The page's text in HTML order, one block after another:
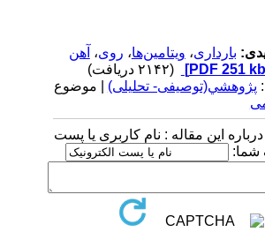
بارداری،ویتامین‌ها،روی،آهن
تحلیلی) | موضوع
این مقاله : نام کاربری یا پست
شما: